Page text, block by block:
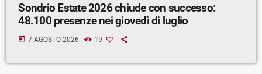
Sondrio Estate 2026 chiude con successo:
48.100 presenze nei giovedì di luglio
today 7 AGOSTO 2026 19